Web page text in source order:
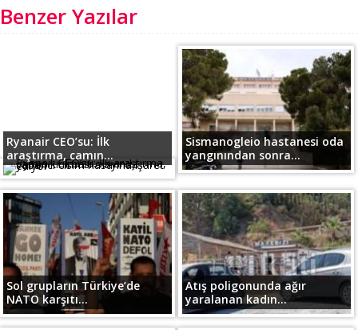
Benzer Yazılar
Ryanair CEO’su: İlk
araştırma, camın...
Sismanogleio hastanesi oda
yangınından sonra...
Sol grupların Türkiye’de
NATO karşıtı...
Atış poligonunda ağır
yaralanan kadın...